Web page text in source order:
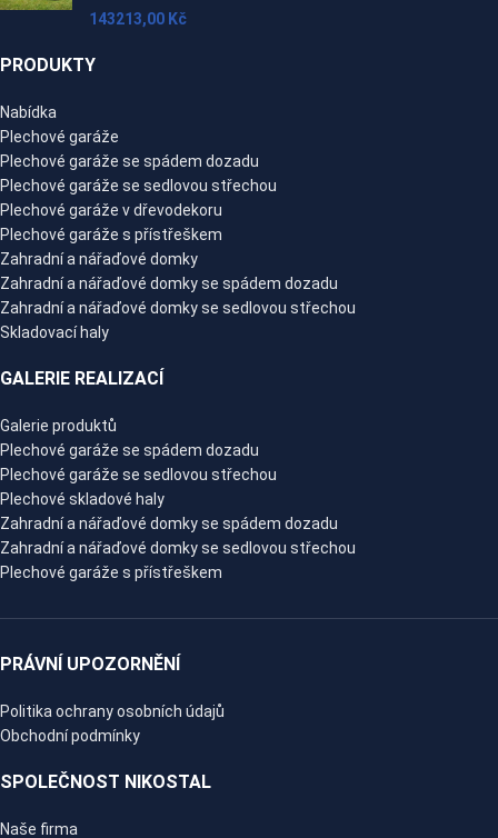
143213,00 Kč
PRODUKTY
Nabídka
Plechové garáže
Plechové garáže se spádem dozadu
Plechové garáže se sedlovou střechou
Plechové garáže v dřevodekoru
Plechové garáže s přístřeškem
Zahradní a nářaďové domky
Zahradní a nářaďové domky se spádem dozadu
Zahradní a nářaďové domky se sedlovou střechou
Skladovací haly
GALERIE REALIZACÍ
Galerie produktů
Plechové garáže se spádem dozadu
Plechové garáže se sedlovou střechou
Plechové skladové haly
Zahradní a nářaďové domky se spádem dozadu
Zahradní a nářaďové domky se sedlovou střechou
Plechové garáže s přístřeškem
PRÁVNÍ UPOZORNĚNÍ
Politika ochrany osobních údajů
Obchodní podmínky
SPOLEČNOST NIKOSTAL
Naše firma